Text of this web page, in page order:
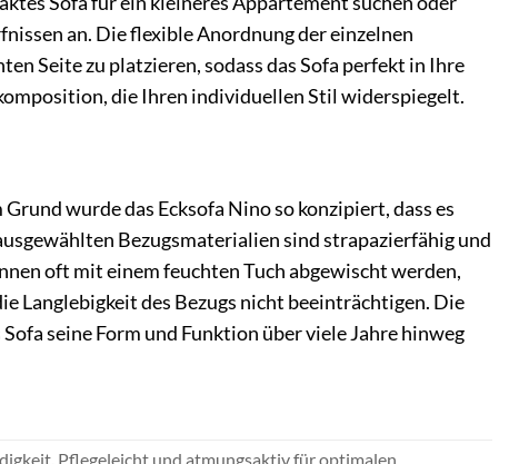
an. Die flexible Anordnung der einzelnen
Seite zu platzieren, sodass das Sofa perfekt in Ihre
die Ihren individuellen Stil widerspiegelt.
wurde das Ecksofa Nino so konzipiert, dass es
Bezugsmaterialien sind strapazierfähig und
oft mit einem feuchten Tuch abgewischt werden,
Langlebigkeit des Bezugs nicht beeinträchtigen. Die
seine Form und Funktion über viele Jahre hinweg
Pflegeleicht und atmungsaktiv für optimalen